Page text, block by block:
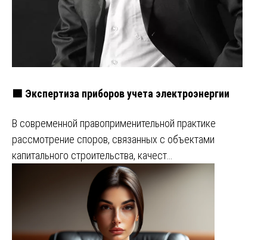
🟩 Экспертиза приборов учета электроэнергии
В современной правоприменительной практике
рассмотрение споров, связанных с объектами
капитального строительства, качест…